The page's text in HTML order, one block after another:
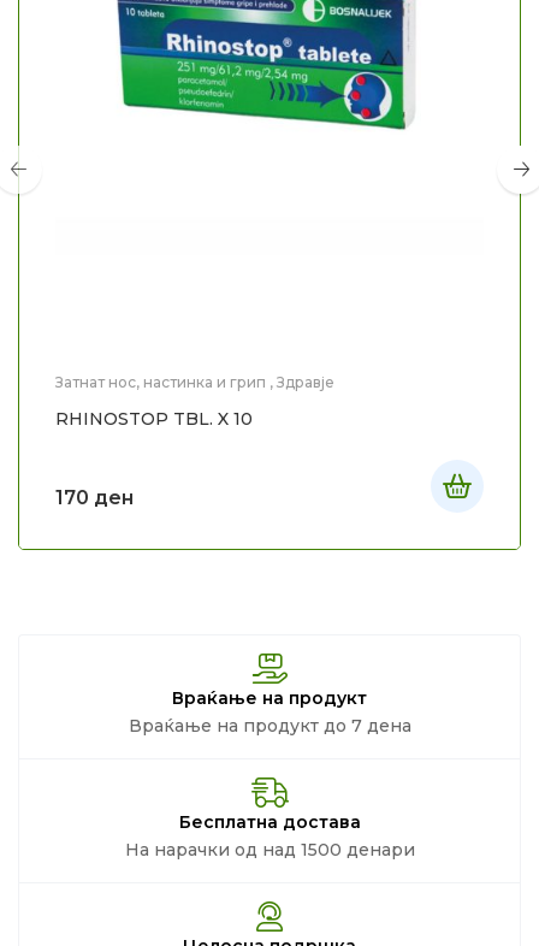
Затнат нос, настинка и грип , Здравје
RHINOSTOP TBL. X 10
170 ден
Враќање на продукт
Враќање на продукт до 7 дена
Бесплатна достава
На нарачки од над 1500 денари